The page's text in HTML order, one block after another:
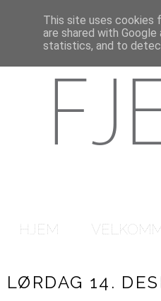
HJEM
LØRDAG 14.
This site uses cookies
are shared with
statistics, and to